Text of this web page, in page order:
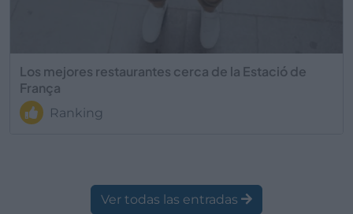
Los mejores restaurantes cerca de la Estació de
França
Ranking
Ver todas las entradas